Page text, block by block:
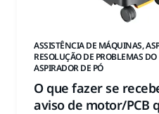
ASSISTÊNCIA DE MÁQUINAS,
RESOLUÇÃO DE PROBLEMAS
ASPIRADOR DE PÓ
O que fazer se
aviso de motor/PCB